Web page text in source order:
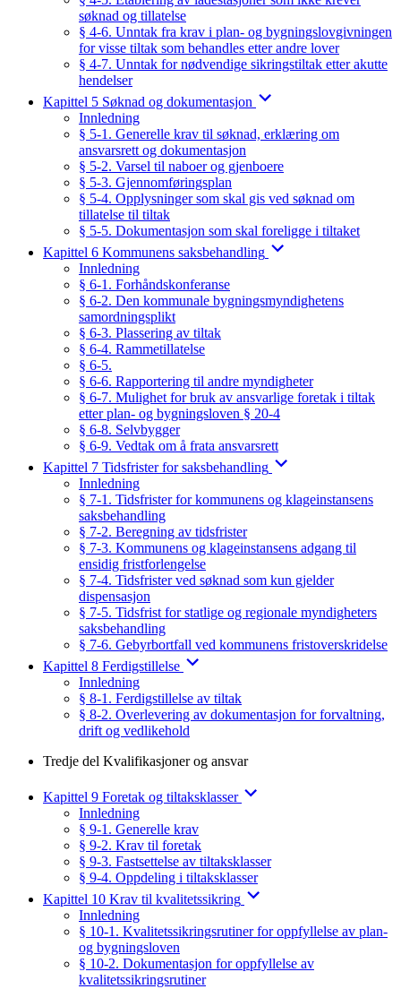
søknad og tillatelse
§ 4-6. Unntak fra krav i plan- og bygningslovgivningen
for visse tiltak som behandles etter andre lover
§ 4-7. Unntak for nødvendige sikringstiltak etter akutte
hendelser
Kapittel 5 Søknad og dokumentasjon
Innledning
§ 5-1. Generelle krav til søknad, erklæring om
ansvarsrett og dokumentasjon
§ 5-2. Varsel til naboer og gjenboere
§ 5-3. Gjennomføringsplan
§ 5-4. Opplysninger som skal gis ved søknad om
tillatelse til tiltak
§ 5-5. Dokumentasjon som skal foreligge i tiltaket
Kapittel 6 Kommunens saksbehandling
Innledning
§ 6-1. Forhåndskonferanse
§ 6-2. Den kommunale bygningsmyndighetens
samordningsplikt
§ 6-3. Plassering av tiltak
§ 6-4. Rammetillatelse
§ 6-5.
§ 6-6. Rapportering til andre myndigheter
§ 6-7. Mulighet for bruk av ansvarlige foretak i tiltak
etter plan- og bygningsloven § 20-4
§ 6-8. Selvbygger
§ 6-9. Vedtak om å frata ansvarsrett
Kapittel 7 Tidsfrister for saksbehandling
Innledning
§ 7-1. Tidsfrister for kommunens og klageinstansens
saksbehandling
§ 7-2. Beregning av tidsfrister
§ 7-3. Kommunens og klageinstansens adgang til
ensidig fristforlengelse
§ 7-4. Tidsfrister ved søknad som kun gjelder
dispensasjon
§ 7-5. Tidsfrist for statlige og regionale myndigheters
saksbehandling
§ 7-6. Gebyrbortfall ved kommunens fristoverskridelse
Kapittel 8 Ferdigstillelse
Innledning
§ 8-1. Ferdigstillelse av tiltak
§ 8-2. Overlevering av dokumentasjon for forvaltning,
drift og vedlikehold
Tredje del Kvalifikasjoner og ansvar
Kapittel 9 Foretak og tiltaksklasser
Innledning
§ 9-1. Generelle krav
§ 9-2. Krav til foretak
§ 9-3. Fastsettelse av tiltaksklasser
§ 9-4. Oppdeling i tiltaksklasser
Kapittel 10 Krav til kvalitetssikring
Innledning
§ 10-1. Kvalitetssikringsrutiner for oppfyllelse av plan-
og bygningsloven
§ 10-2. Dokumentasjon for oppfyllelse av
kvalitetssikringsrutiner